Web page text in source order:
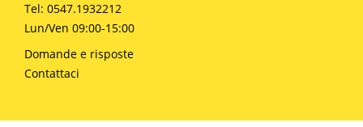
Tel: 0547.1932212
Lun/Ven 09:00-15:00
Domande e risposte
Contattaci